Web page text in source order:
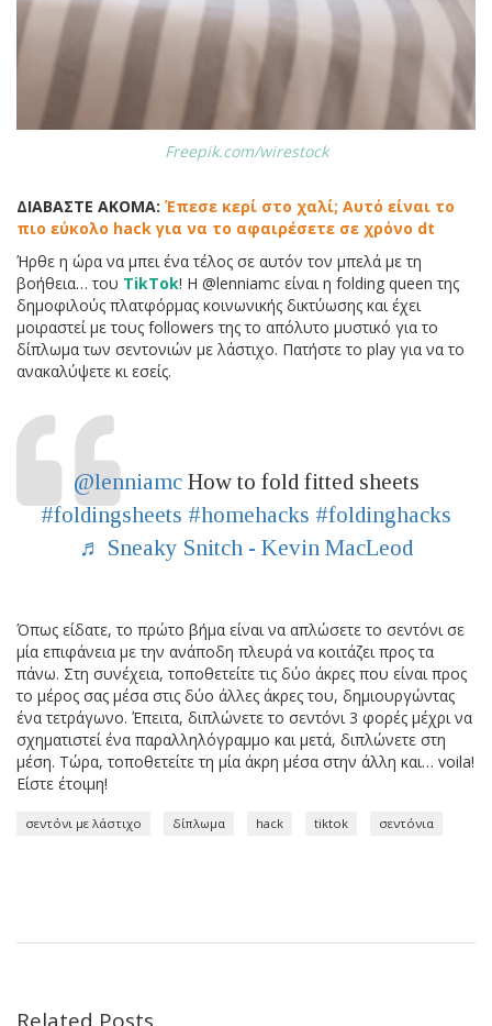
Freepik.com/wirestock
ΔΙΑΒΑΣΤΕ ΑΚΟΜΑ: Έπεσε κερί στο χαλί; Αυτό είναι το
πιο εύκολο hack για να το αφαιρέσετε σε χρόνο dt
Ήρθε η ώρα να μπει ένα τέλος σε αυτόν τον μπελά με τη
βοήθεια… του TikTok! Η @lenniamc είναι η folding queen της
δημοφιλούς πλατφόρμας κοινωνικής δικτύωσης και έχει
μοιραστεί με τους followers της το απόλυτο μυστικό για το
δίπλωμα των σεντονιών με λάστιχο. Πατήστε το play για να το
ανακαλύψετε κι εσείς.
@lenniamcHow to fold fitted sheets
#foldingsheets #homehacks #foldinghacks
♬ Sneaky Snitch - Kevin MacLeod
Όπως είδατε, το πρώτο βήμα είναι να απλώσετε το σεντόνι σε
μία επιφάνεια με την ανάποδη πλευρά να κοιτάζει προς τα
πάνω. Στη συνέχεια, τοποθετείτε τις δύο άκρες που είναι προς
το μέρος σας μέσα στις δύο άλλες άκρες του, δημιουργώντας
ένα τετράγωνο. Έπειτα, διπλώνετε το σεντόνι 3 φορές μέχρι να
σχηματιστεί ένα παραλληλόγραμμο και μετά, διπλώνετε στη
μέση. Τώρα, τοποθετείτε τη μία άκρη μέσα στην άλλη και… voila!
Είστε έτοιμη!
σεντόνι με λάστιχο δίπλωμα hack tiktok σεντόνια
Related Posts